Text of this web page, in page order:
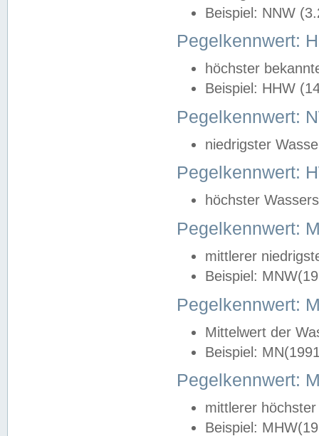
Beispiel: NNW
Pegelkennwert:
höchster
Beispiel: HHW
Pegelkennwert:
niedrigster
Pegelkennwert:
höchster
Pegelkennwert:
mittlerer
Beispiel:
Pegelkennwert:
Mittelwert der
Beispiel:
Pegelkennwert:
mittlerer
Beispiel: